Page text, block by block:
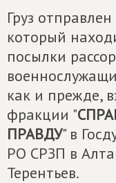
Груз
который
посылки
как и прежде,
фракции "
ПРАВДУ" в
РО СРЗП в
Терентьев.